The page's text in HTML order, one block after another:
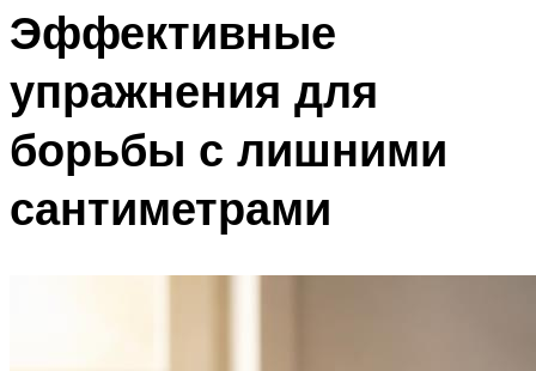
Эффективные
упражнения для
борьбы с лишними
сантиметрами